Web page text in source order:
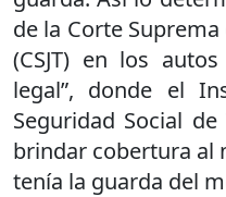
de la Corte
(CSJT) en los
legal”, donde el
Seguridad Social
brindar cobertura al
tenía la guarda del